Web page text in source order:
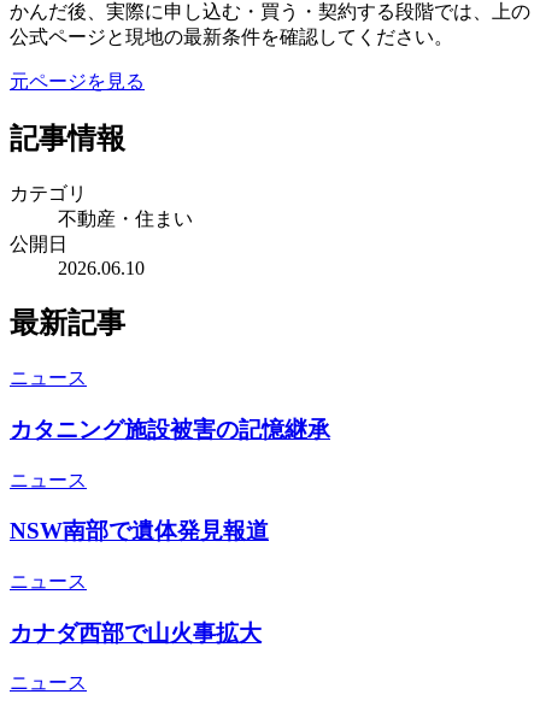
かんだ後、実際に申し込む・買う・契約する段階では、上の
公式ページと現地の最新条件を確認してください。
元ページを見る
記事情報
カテゴリ
不動産・住まい
公開日
2026.06.10
最新記事
ニュース
カタニング施設被害の記憶継承
ニュース
NSW南部で遺体発見報道
ニュース
カナダ西部で山火事拡大
ニュース